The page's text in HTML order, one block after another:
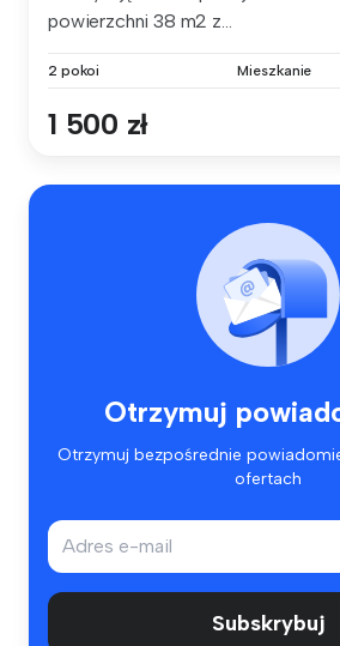
powierzchni 38 m2 z...
2 pokoi Mieszkanie
1 500 zł
Otrzymuj
Otrzymuj bezpośrednie
ofertach
Subskrybuj